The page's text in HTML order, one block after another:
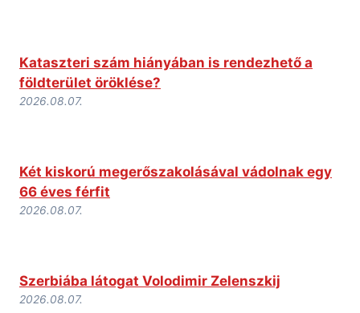
Kataszteri szám hiányában is rendezhető a
földterület öröklése?
2026.08.07.
Két kiskorú megerőszakolásával vádolnak egy
66 éves férfit
2026.08.07.
Szerbiába látogat Volodimir Zelenszkij
2026.08.07.